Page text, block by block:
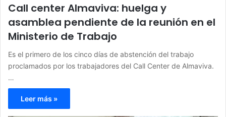
Call center Almaviva: huelga y
asamblea pendiente de la reunión en el
Ministerio de Trabajo
Es el primero de los cinco días de abstención del trabajo
proclamados por los trabajadores del Call Center de Almaviva.
…
Leer más »